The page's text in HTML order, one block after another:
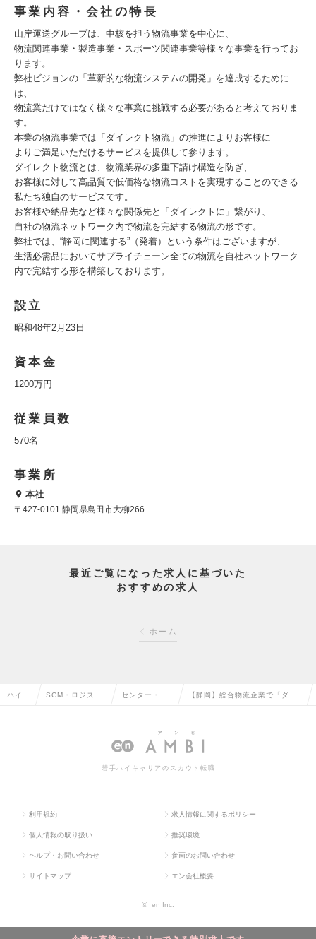
事業内容・会社の特長
山岸運送グループは、中核を担う物流事業を中心に、
物流関連事業・製造事業・スポーツ関連事業等様々な事業を行ってお
ります。
弊社ビジョンの「革新的な物流システムの開発」を達成するために
は、
物流業だけではなく様々な事業に挑戦する必要があると考えておりま
す。
本業の物流事業では「ダイレクト物流」の推進によりお客様に
よりご満足いただけるサービスを提供して参ります。
ダイレクト物流とは、物流業界の多重下請け構造を防ぎ、
お客様に対して高品質で低価格な物流コストを実現することのできる
私たち独自のサービスです。
お客様や納品先など様々な関係先と「ダイレクトに」繋がり、
自社の物流ネットワーク内で物流を完結する物流の形です。
弊社では、“静岡に関連する”（発着）という条件はございますが、
生活必需品においてサプライチェーン全ての物流を自社ネットワーク
内で完結する形を構築しております。
設立
昭和48年2月23日
資本金
1200万円
従業員数
570名
事業所
本社
〒427-0101 静岡県島田市大柳266
最近ご覧になった求人に基づいた
おすすめの求人
ホーム
ハイク SCM・ロジステ センター・倉
行・配車管理
【静岡】総合物流企業で「ダイ
シスタント★未経験歓迎の求人
若手ハイキャリアのスカウト転職
利用規約 求人情報に関するポリシー
個人情報の取り扱い 推奨環境
ヘルプ・お問い合わせ 参画のお問い合わせ
サイトマップ エン会社概要
© en Inc.